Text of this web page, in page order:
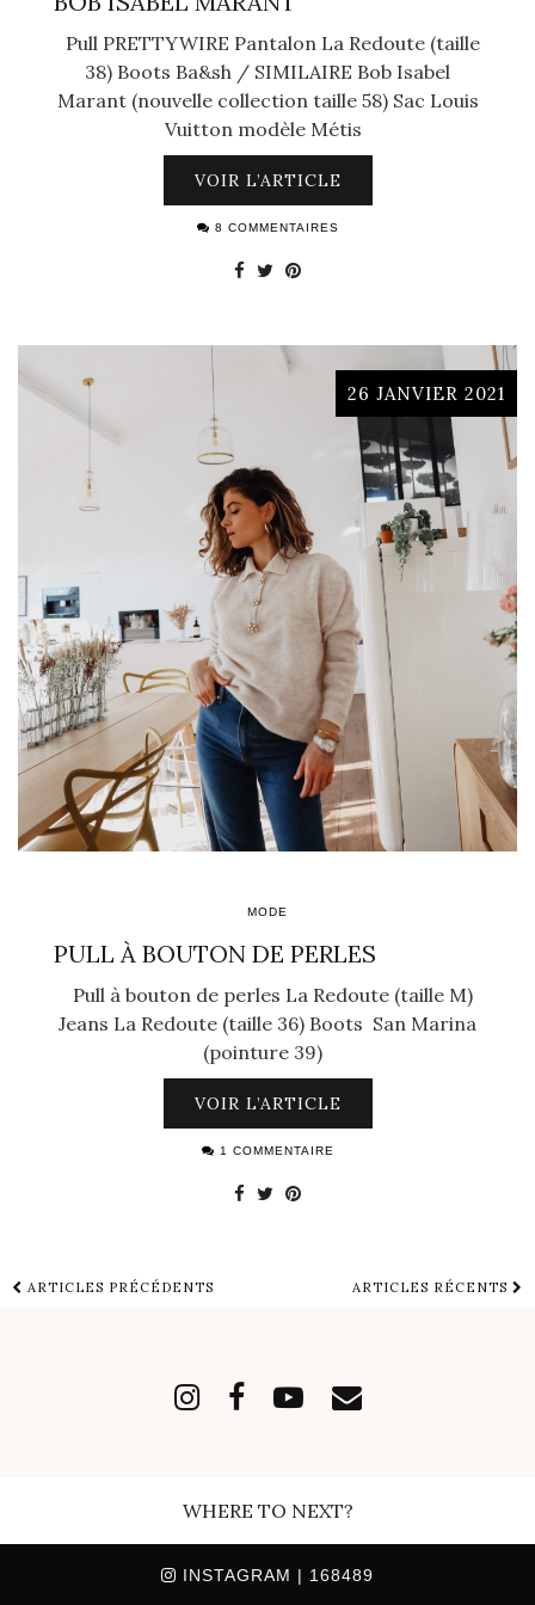
Pull PRETTYWIRE Pantalon La Redoute (taille
38) Boots Ba&sh / SIMILAIRE Bob Isabel
Marant (nouvelle collection taille 58) Sac Louis
Vuitton modèle Métis
VOIR L’ARTICLE
8 COMMENTAIRES
26 JANVIER 2021
MODE
PULL À BOUTON DE PERLES
Pull à bouton de perles La Redoute (taille M)
Jeans La Redoute (taille 36) Boots San Marina
(pointure 39)
VOIR L’ARTICLE
1 COMMENTAIRE
ARTICLES PRÉCÉDENTS ARTICLES RÉCENTS
WHERE TO NEXT?
INSTAGRAM | 168489